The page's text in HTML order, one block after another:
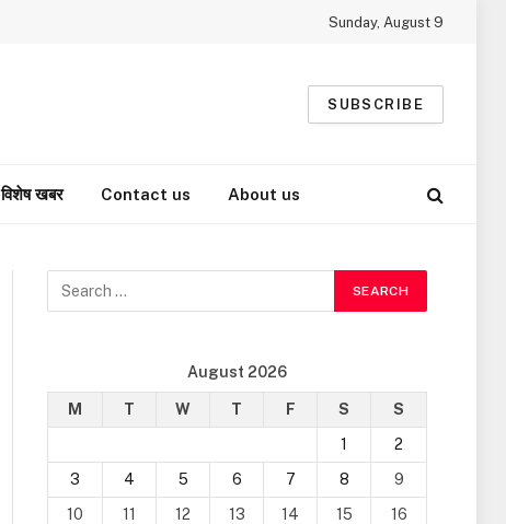
Sunday, August 9
SUBSCRIBE
विशेष खबर Contact us About us
August 2026
M T W T F S
S
1
2
3
4 5 6 7 8
9
10
11 12 13 14 15
16